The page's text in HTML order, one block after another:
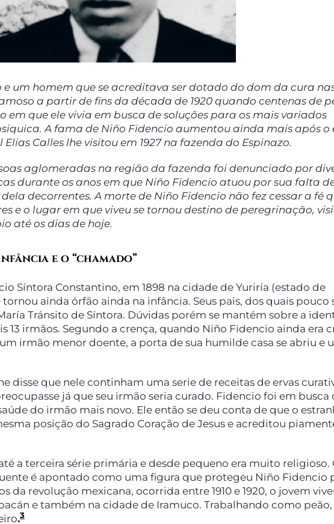
um homem que se acreditava ser dotado do dom da cura
a partir de fins da década de 1920 quando centenas de
em que ele vivia em busca de soluções para os mais variados
A fama de Niño Fidencio aumentou ainda mais após o
Calles lhe visitou em 1927 na fazenda do Espinazo.
aglomeradas na região da fazenda foi denunciado por
durante os anos em que Niño Fidencio atuou por sua falta
decorrentes. A morte de Niño Fidencio não fez cessar a fé
e o lugar em que viveu se tornou destino de peregrinação,
até os dias de hoje.
e o “chamado”
Síntora Constantino, em 1898 na cidade de Yuriría (estado de
ainda órfão ainda na infância. Seus pais, dos quais pouco
Tránsito de Síntora. Dúvidas porém se mantém sobre a
13 irmãos. Segundo a crença, quando Niño Fidencio ainda era
irmão menor doente, a porta de sua humilde casa se abriu e
disse que nele continham uma serie de receitas de ervas
já que seu irmão seria curado. Fidencio foi em busca
do irmão mais novo. Ele então se deu conta de que o
posição do Sagrado Coração de Jesus e acreditou
a terceira série primária e desde pequeno era muito religioso.
é apontado como uma figura que protegeu Niño Fidencio
da revolução mexicana, ocorrida entre 1910 e 1920, o jovem
e também na cidade de Iramuco. Trabalhando como peão,
.3